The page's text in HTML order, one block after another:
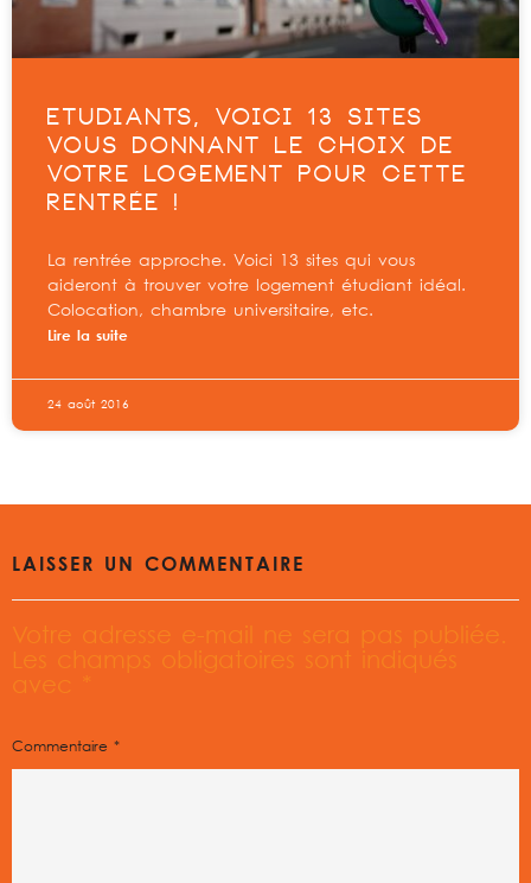
ETUDIANTS, VOICI 13 SITES
VOUS DONNANT LE CHOIX DE
VOTRE LOGEMENT POUR CETTE
RENTRÉE !
La rentrée approche. Voici 13 sites qui vous
aideront à trouver votre logement étudiant idéal.
Colocation, chambre universitaire, etc.
Lire la suite
24 août 2016
LAISSER UN COMMENTAIRE
Votre adresse e-mail ne sera pas publiée.
Les champs obligatoires sont indiqués
avec
*
Commentaire *